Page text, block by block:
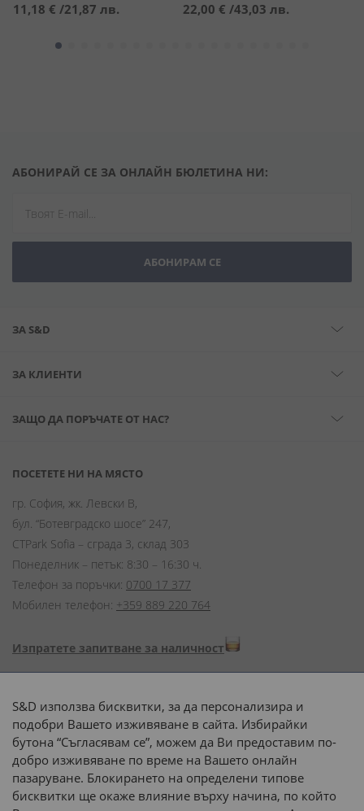
11,18 € /21,87 лв. 22,00 € /43,03 лв.
АБОНИРАЙ СЕ ЗА ОНЛАЙН БЮЛЕТИНА НИ:
АБОНИРАМ СЕ
ЗА S&D
ЗА КЛИЕНТИ
ЗАЩО ДА ПОРЪЧАТЕ ОТ НАС?
ПОСЕТЕТЕ НИ НА МЯСТО
гр. София, жк. Левски В,
бул. “Ботевградско шосе” 247,
CTPark Sofia – сграда 3, склад 303
Понеделник – петък: 8:30 – 16:30 ч.
Телефон за поръчки: 0700 17 377
Мобилен телефон: +359 889 220 764
Изпратете запитване за наличност
Начини на плащане:
Доставка до адрес с:
S&D използва бисквитки, за да персонализира и
подобри Вашето изживяване в сайта. Избирайки
бутона “Съгласявам се”, можем да Ви предоставим по-
добро изживяване по време на Вашето онлайн
пазаруване. Блокирането на определени типове
бисквитки ще окаже влияние върху начина, по който